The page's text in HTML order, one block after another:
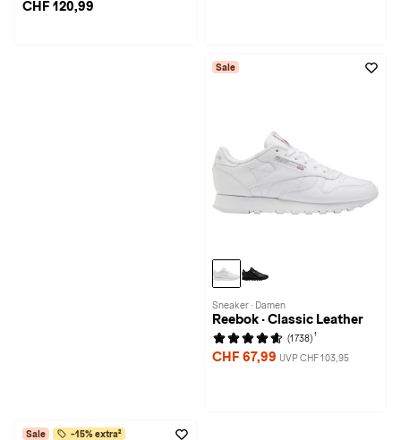
CHF 120,99
Sale
Sneaker · Damen
Reebok · Classic Leather
(1738) 1
CHF 67,99 UVP CHF 103,95
Sale -15% extra²